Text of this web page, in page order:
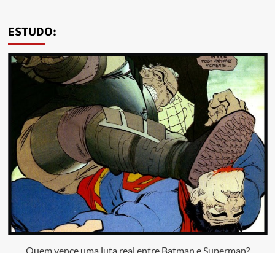
ESTUDO:
Quem vence uma luta real entre Batman e Superman?